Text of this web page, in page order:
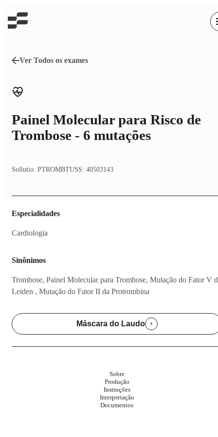
Ver Todos os exames
Sollutio: PTROMBTUSS: 40503143
Painel Molecular para Risco de
Trombose - 6 mutações
Sinônimos
Trombose, Painel Molecular para Trombose, Mutação do Fator V
Leiden , Mutação do Fator II da Protrombina
Especialidades
Cardiologia
Máscara do Laudo
Sobre
Produção
Instruções
Interpretação
Documentos